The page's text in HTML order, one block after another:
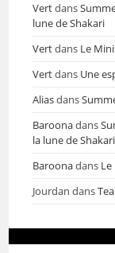
Vertdans
lune de Shakari
Vertdans Le
Vertdans Une
Aliasdans
Baroonadans
la lune de Shakari
Baroonadans
Jourdan dans